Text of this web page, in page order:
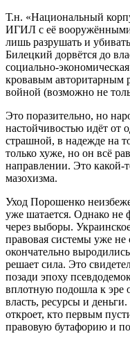
Т.н. «Национальный
ИГИЛ с её
лишь разрушать и
Билецкий дорвётся до
социально-
кровавым авторитарным
войной (возможно не
Это поразительно, но
настойчивостью идёт от
страшной, в надежде на
только хуже, но он всё
направлении. Это какой-
мазохизма.
Уход Порошенко
уже шатается. Однако не
через выборы.
правовая системы уже
окончательно
решает сила. Это
позади эпоху
вплотную подошла к эре
власть, ресурсы и
откроет, кто первым
правовую бутафорию и